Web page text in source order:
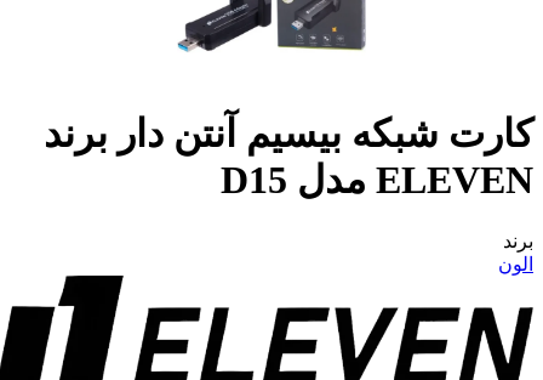
کارت شبکه بیسیم آنتن دار برند
ELEVEN مدل D15
برند
الون